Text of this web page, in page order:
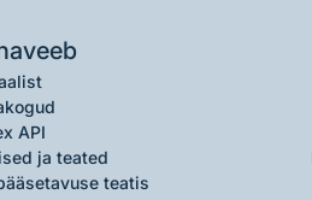
API
ja teated
teatis